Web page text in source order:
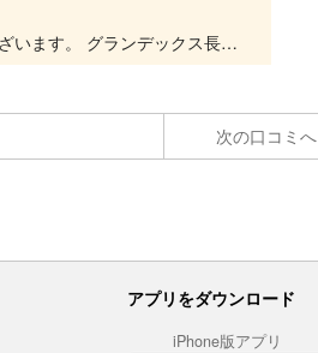
この度は、ラフティングツアーにご参加いただき誠にありがとうございます。 グランデックス長瀞ベースでは、SUPを使用したツアーを開催しております。 中でもモンスターSUPはお二人に体験...
次の口コミへ
アプリをダウンロード
iPhone版アプリ